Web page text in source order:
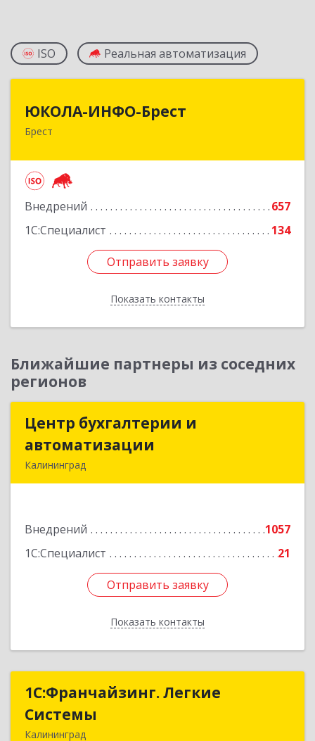
ISO Реальная автоматизация
ЮКОЛА-ИНФО-Брест
Брест
Внедрений
657
1С:Специалист
134
Отправить заявку
Показать контакты
224023 г. Брест, ул. Московская, 275А, 5 этаж
Отправить заявку
Назад
Ближайшие партнеры из соседних
регионов
Центр бухгалтерии и
автоматизации
Калининград
Внедрений
1057
1С:Специалист
21
Отправить заявку
Показать контакты
Центр бухгалтерии и
Подробнее
Отправить заявку
Назад
1С:Франчайзинг. Легкие
Системы
Калининград
1С:Франчайзинг. Легкие